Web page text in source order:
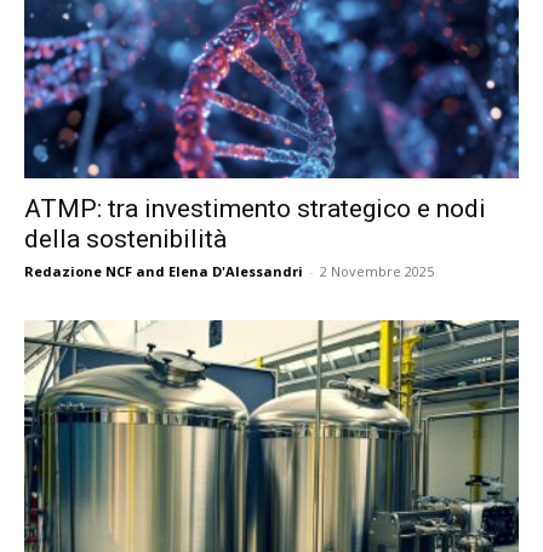
ATMP: tra investimento strategico e nodi
della sostenibilità
Redazione NCF and Elena D'Alessandri - 2 Novembre 2025